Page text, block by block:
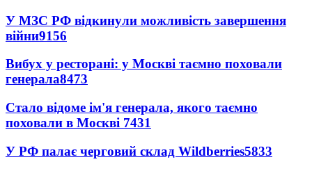
У МЗС РФ відкинули можливість завершення
війни9156
Вибух у ресторані: у Москві таємно поховали
генерала8473
Стало відоме ім'я генерала, якого таємно
поховали в Москві 7431
У РФ палає черговий склад Wildberries5833